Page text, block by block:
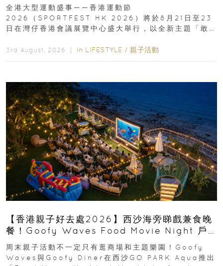
全港大型運動盛事——香港運動節
2026（SPORTFEST HK 2026）將於8月21日至23
日在灣仔香港會議展覽中心盛大舉行，以全新主題「敢
3rd August, 2026 ｜ In LIFESTYLE / 親子活動
【香港親子好去處2026】西沙海旁睇戲兼食晚
餐！Goofy Waves Food Movie Night 戶
外影院逢週末登場
周末親子活動不一定只有逛商場和主題樂園！Goofy
Waves與Goofy Diner在西沙GO PARK Aqua推出